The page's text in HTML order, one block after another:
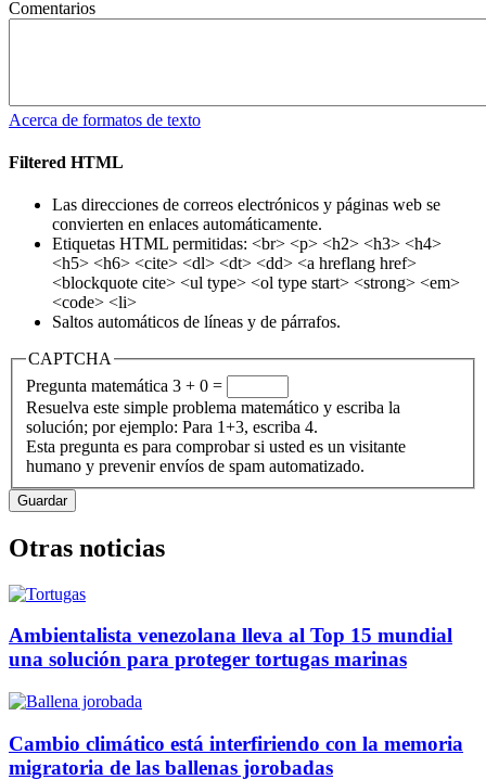
Comentarios
Acerca de formatos de texto
Filtered HTML
Las direcciones de correos electrónicos y páginas web se
convierten en enlaces automáticamente.
Etiquetas HTML permitidas: <br> <p> <h2> <h3> <h4>
<h5> <h6> <cite> <dl> <dt> <dd> <a hreflang href>
<blockquote cite> <ul type> <ol type start> <strong> <em>
<code> <li>
Saltos automáticos de líneas y de párrafos.
CAPTCHA
Pregunta matemática 3 + 0 =
Resuelva este simple problema matemático y escriba la
solución; por ejemplo: Para 1+3, escriba 4.
Esta pregunta es para comprobar si usted es un visitante
humano y prevenir envíos de spam automatizado.
Otras noticias
Ambientalista venezolana lleva al Top 15 mundial
una solución para proteger tortugas marinas
Cambio climático está interfiriendo con la memoria
migratoria de las ballenas jorobadas